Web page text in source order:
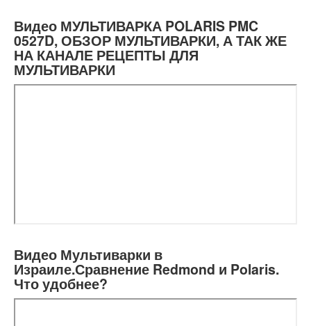
Видео МУЛЬТИВАРКА POLARIS PMC
0527D, ОБЗОР МУЛЬТИВАРКИ, А ТАК ЖЕ
НА КАНАЛЕ РЕЦЕПТЫ ДЛЯ
МУЛЬТИВАРКИ
Видео Мультиварки в
Израиле.Сравнение Redmond и Polaris.
Что удобнее?